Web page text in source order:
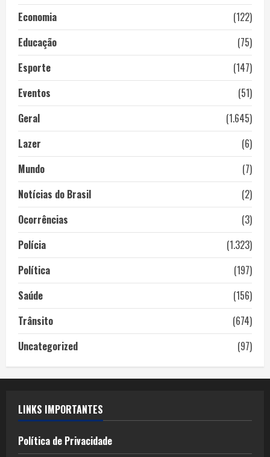
Economia
(122)
Educação
(75)
Esporte
(147)
Eventos
(51)
Geral
(1.645)
Lazer
(6)
Mundo
(7)
Notícias do Brasil
(2)
Ocorrências
(3)
Polícia
(1.323)
Política
(197)
Saúde
(156)
Trânsito
(674)
Uncategorized
(97)
LINKS IMPORTANTES
Política de Privacidade